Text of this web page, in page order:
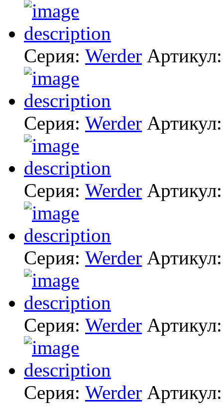
Серия: Werder
Серия: Werder
Серия: Werder
Серия: Werder
Серия: Werder
Серия: Werder